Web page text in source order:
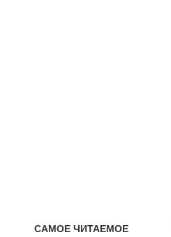
САМОЕ ЧИТАЕМОЕ